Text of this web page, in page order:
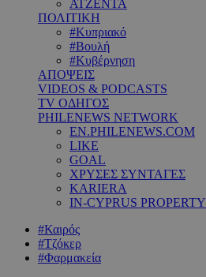
ΑΤΖΕΝΤΑ
ΠΟΛΙΤΙΚΗ
#Κυπριακό
#Βουλή
#Κυβέρνηση
ΑΠΟΨΕΙΣ
VIDEOS & PODCASTS
TV ΟΔΗΓΟΣ
PHILENEWS NETWORK
EN.PHILENEWS.COM
LIKE
GOAL
ΧΡΥΣΕΣ ΣΥΝΤΑΓΕΣ
KARIERA
IN-CYPRUS PROPERTY
#Καιρός
#Τζόκερ
#Φαρμακεία